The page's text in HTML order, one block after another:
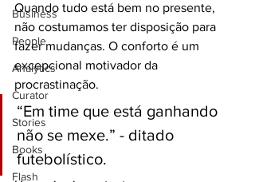
Business
People
Analytics
Curator
Stories
Books
Flash
Quando tudo está bem no presente,
não costumamos ter disposição para
fazer mudanças. O conforto é um
excepcional motivador da
procrastinação.
“Em time que está ganhando
não se mexe.” - ditado
futebolístico.